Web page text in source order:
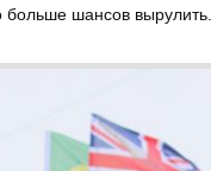
больше шансов